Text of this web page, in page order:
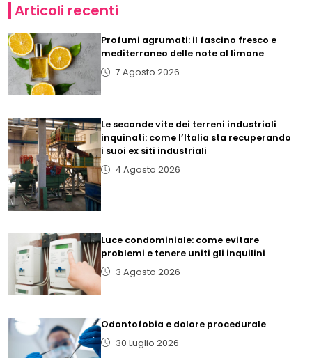
Articoli recenti
Profumi agrumati: il fascino fresco e
mediterraneo delle note al limone
7 Agosto 2026
Le seconde vite dei terreni industriali
inquinati: come l’Italia sta recuperando
i suoi ex siti industriali
4 Agosto 2026
Luce condominiale: come evitare
problemi e tenere uniti gli inquilini
3 Agosto 2026
Odontofobia e dolore procedurale
30 Luglio 2026